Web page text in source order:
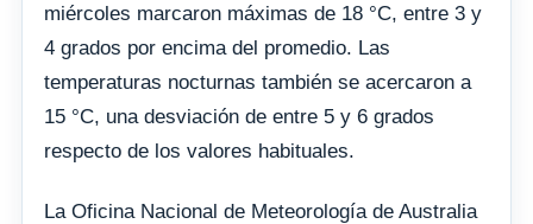
miércoles marcaron máximas de 18 °C, entre 3 y
4 grados por encima del promedio. Las
temperaturas nocturnas también se acercaron a
15 °C, una desviación de entre 5 y 6 grados
respecto de los valores habituales.
La Oficina Nacional de Meteorología de Australia